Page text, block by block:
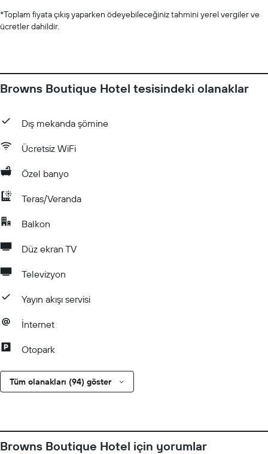
*Toplam fiyata çıkış yaparken ödeyebileceğiniz tahmini yerel vergiler ve
ücretler dahildir.
Browns Boutique Hotel tesisindeki olanaklar
Dış mekanda şömine
Ücretsiz WiFi
Özel banyo
Teras/Veranda
Balkon
Düz ekran TV
Televizyon
Yayın akışı servisi
İnternet
Otopark
Tüm olanakları (94) göster
Browns Boutique Hotel için yorumlar